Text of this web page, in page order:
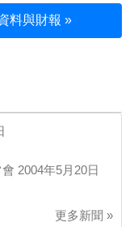
料與財報 »
2004年5月20日
更多新聞 »